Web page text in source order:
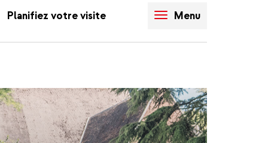
Planifiez votre visite Menu